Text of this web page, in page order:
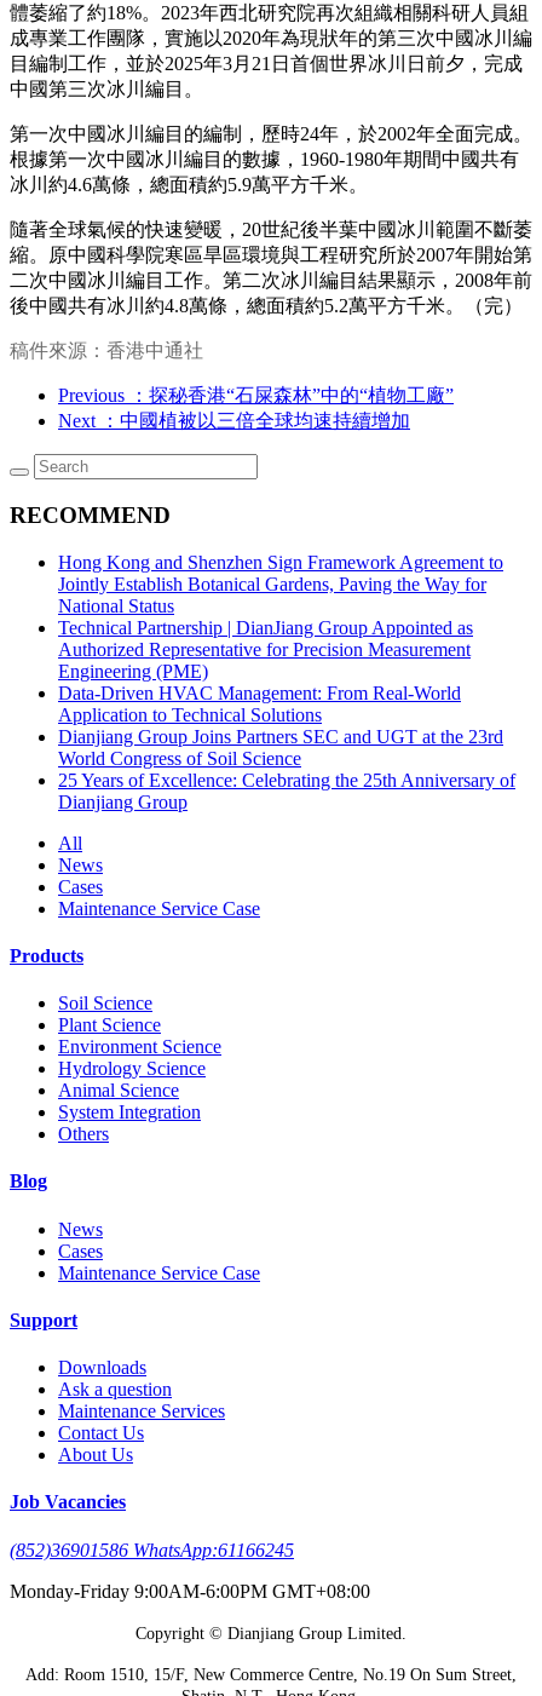
體萎縮了約18%。2023年西北研究院再次組織相關科研人員組
成專業工作團隊，實施以2020年為現狀年的第三次中國冰川編
目編制工作，並於2025年3月21日首個世界冰川日前夕，完成
中國第三次冰川編目。
第一次中國冰川編目的編制，歷時24年，於2002年全面完成。
根據第一次中國冰川編目的數據，1960-1980年期間中國共有
冰川約4.6萬條，總面積約5.9萬平方千米。
隨著全球氣候的快速變暖，20世紀後半葉中國冰川範圍不斷萎
縮。原中國科學院寒區旱區環境與工程研究所於2007年開始第
二次中國冰川編目工作。第二次冰川編目結果顯示，2008年前
後中國共有冰川約4.8萬條，總面積約5.2萬平方千米。（完）
稿件來源：香港中通社
Previous
：探秘香港“石屎森林”中的“植物工廠”
Next
：中國植被以三倍全球均速持續增加
RECOMMEND
Hong Kong and Shenzhen Sign Framework Agreement to
Jointly Establish Botanical Gardens, Paving the Way for
National Status
Technical Partnership | DianJiang Group Appointed as
Authorized Representative for Precision Measurement
Engineering (PME)
Data-Driven HVAC Management: From Real-World
Application to Technical Solutions
Dianjiang Group Joins Partners SEC and UGT at the 23rd
World Congress of Soil Science
25 Years of Excellence: Celebrating the 25th Anniversary of
Dianjiang Group
All
News
Cases
Maintenance Service Case
Products
Soil Science
Plant Science
Environment Science
Hydrology Science
Animal Science
System Integration
Others
Blog
News
Cases
Maintenance Service Case
Support
Downloads
Ask a question
Maintenance Services
Contact Us
About Us
Job Vacancies
(852)36901586 WhatsApp:61166245
Monday-Friday 9:00AM-6:00PM GMT+08:00
Copyright © Dianjiang Group Limited.
Add: Room 1510, 15/F, New Commerce Centre, No.19 On Sum Street,